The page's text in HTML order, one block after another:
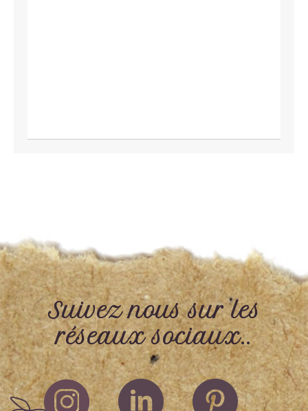
Suivez nous sur les
réseaux sociaux..